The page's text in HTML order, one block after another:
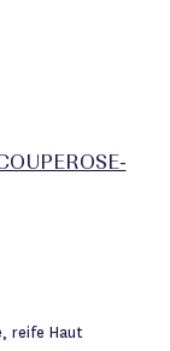
reife Haut